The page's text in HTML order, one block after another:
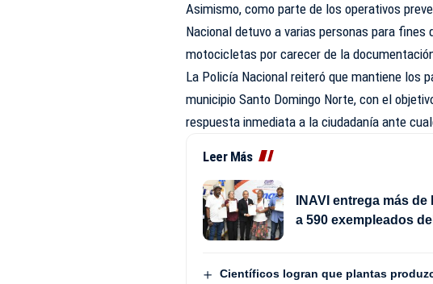
Asimismo, como parte de los operativos
Nacional detuvo a varias personas para fines
motocicletas por carecer de la
La Policía Nacional reiteró que mantiene los
municipioSanto Domingo Norte, con el
respuesta inmediata a la ciudadanía ante
Leer Más
INAVI entrega más
a 590 exempleados
Científicos logran que plantas